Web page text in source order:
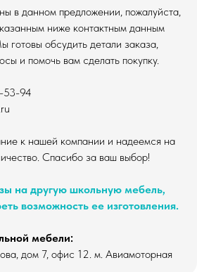
в данном предложении, пожалуйста,
ниже контактным данным
готовы обсудить детали заказа,
и помочь вам сделать покупку.
53-94
к нашей компании и надеемся на
Спасибо за ваш выбор!
на другую школьную мебель,
возможность ее изготовления.
мебели:
дом 7, офис 12. м. Авиамоторная